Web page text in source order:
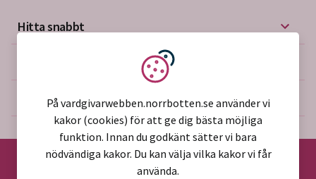
Hitta snabbt
Mer på vårdgivarwebben
Om webbplatsen
Vi använder kakor
På vardgivarwebben.norrbotten.se använder vi
kakor (cookies) för att ge dig bästa möjliga
funktion. Innan du godkänt sätter vi bara
nödvändiga kakor. Du kan välja vilka kakor vi får
använda.